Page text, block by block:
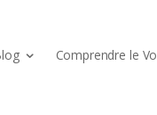
Comprendre le